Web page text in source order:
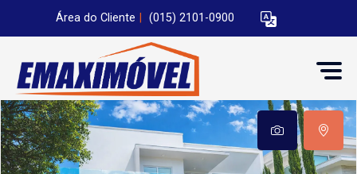
Área do Cliente (015) 2101-0900